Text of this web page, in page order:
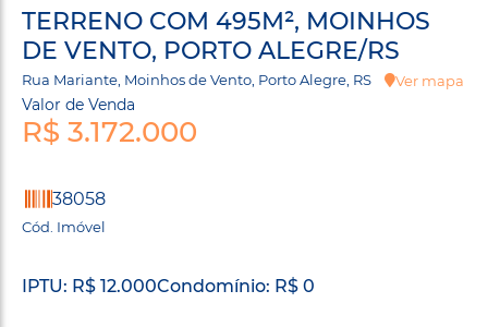
TERRENO COM 495M², MOINHOS
DE VENTO, PORTO ALEGRE/RS
Rua Mariante, Moinhos de Vento, Porto Alegre, RS Ver mapa
Valor de Venda
R$ 3.172.000
38058
Cód. Imóvel
IPTU: R$ 12.000Condomínio: R$ 0